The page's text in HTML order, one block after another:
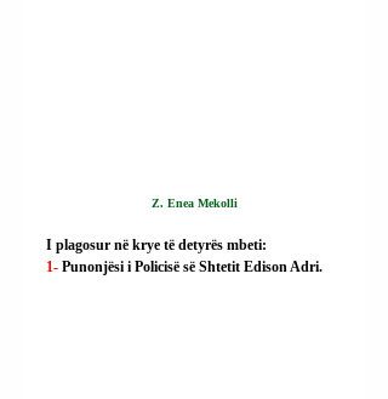
Z. Enea Mekolli
I plagosur në krye të detyrës mbeti:
1- Punonjësi i Policisë së Shtetit Edison Adri.